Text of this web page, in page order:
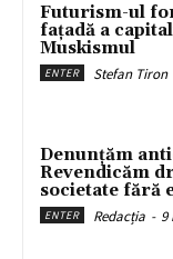
Futurism-ul
fațadă a
Muskismul
ENTER Stefan Tiron
Denunțăm
Revendicăm
societate fără
ENTER Redacția - 9